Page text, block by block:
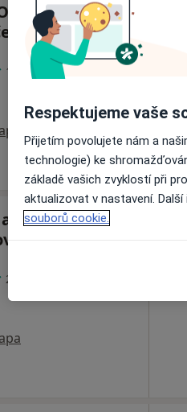
18 názorů
21 názorů
Respektujeme vaše
Přijetím povolujete nám a
technologie) ke
základě vašich zvyklostí při
aktualizovat v nastavení.
souborů cookie.